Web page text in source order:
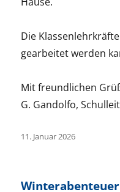
Die
gearbeitet werden
Mit freundlichen
G. Gandolfo,
Veröffentlicht
11. Januar 2026